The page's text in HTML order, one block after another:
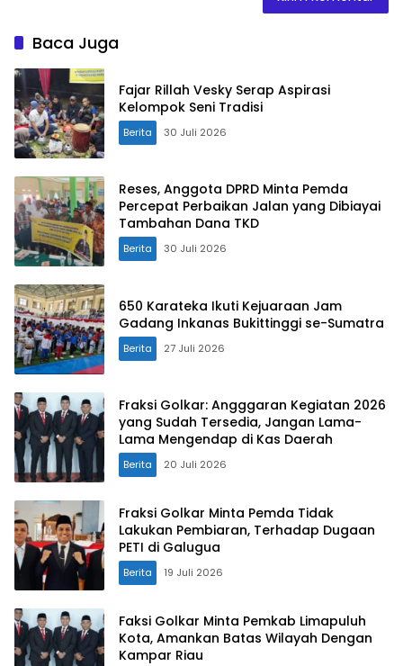
Baca Juga
Fajar Rillah Vesky Serap Aspirasi
Kelompok Seni Tradisi
Berita 30 Juli 2026
Reses, Anggota DPRD Minta Pemda
Percepat Perbaikan Jalan yang Dibiayai
Tambahan Dana TKD
Berita 30 Juli 2026
650 Karateka Ikuti Kejuaraan Jam
Gadang Inkanas Bukittinggi se-Sumatra
Berita 27 Juli 2026
Fraksi Golkar: Angggaran Kegiatan 2026
yang Sudah Tersedia, Jangan Lama-
Lama Mengendap di Kas Daerah
Berita 20 Juli 2026
Fraksi Golkar Minta Pemda Tidak
Lakukan Pembiaran, Terhadap Dugaan
PETI di Galugua
Berita 19 Juli 2026
Faksi Golkar Minta Pemkab Limapuluh
Kota, Amankan Batas Wilayah Dengan
Kampar Riau